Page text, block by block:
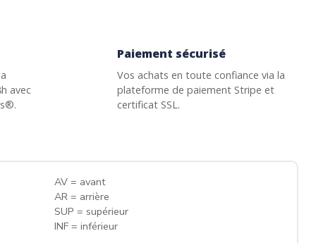
avec
Paiement sécurisé
Vos achats en toute confiance via la
plateforme de paiement Stripe et
certificat SSL.
AV = avant
AR = arrière
SUP = supérieur
INF = inférieur